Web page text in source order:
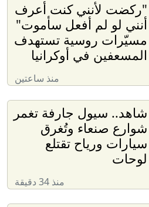
"ركضت لأنني كنت أعرف
أنني لو لم أفعل سأموت"
مسيّرات روسية تستهدف
المسعفين في أوكرانيا
منذ ساعتين
شاهد.. سيول جارفة تغمر
شوارع صنعاء وتُغرق
سيارات ورياح تقتلع
لوحات
منذ 34 دقيقة